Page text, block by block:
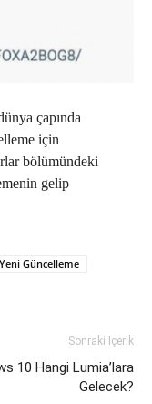
çapında
için
bölümündeki
gelip
Güncelleme
Sonraki İçerik
10 Hangi Lumia’lara
Gelecek?